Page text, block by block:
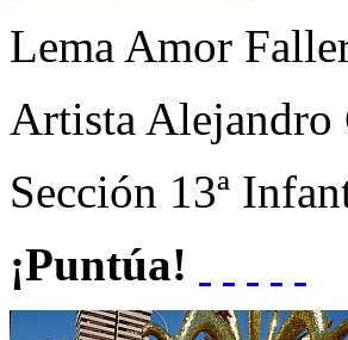
Lema Amor
Artista Alejandro
Sección 13ª
¡Puntúa!